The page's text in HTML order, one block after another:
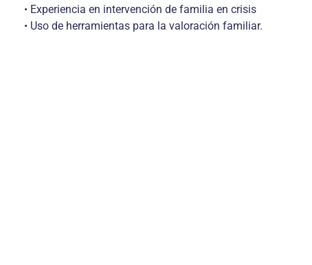
• Experiencia en intervención de familia en crisis
• Uso de herramientas para la valo­ración familiar.